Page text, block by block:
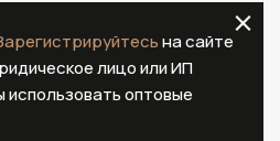
на сайте
лицо или ИП
использовать оптовые